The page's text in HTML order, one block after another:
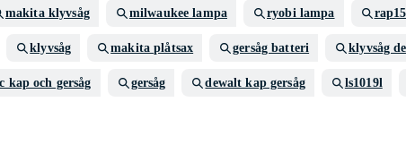
makita klyvsåg milwaukee lampa ryobi lampa
klyvsåg makita plåtsax gersåg batteri klyvsåg
kap och gersåg gersåg dewalt kap gersåg ls1019l